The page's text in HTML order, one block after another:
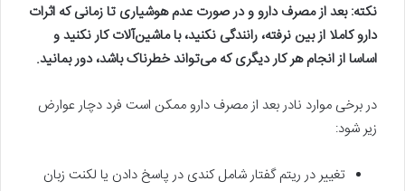
نکته: بعد از مصرف دارو و در صورت عدم هوشیاری تا زمانی که اثرات
دارو کاملا از بین نرفته، رانندگی نکنید، با ماشین‌آلات کار نکنید و
اساسا از انجام هر کار دیگری که می‌تواند خطرناک باشد، دور بمانید.
در برخی موارد نادر بعد از مصرف دارو ممکن است فرد دچار عوارض
زیر شود:
تغییر در ریتم گفتار شامل کندی در پاسخ دادن یا لکنت زبان